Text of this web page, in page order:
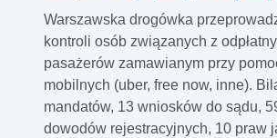
Warszawska drogówka
kontroli osób związanych z
pasażerów zamawianym przy
mobilnych (uber, free now, inne).
mandatów, 13 wniosków do sądu,
dowodów rejestracyjnych, 10 praw